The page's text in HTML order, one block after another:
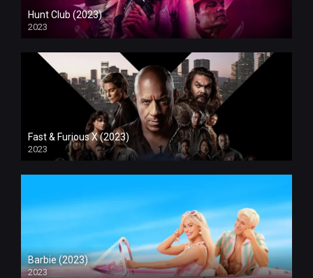
Hunt Club (2023)
2023
Fast & Furious X (2023)
2023
Barbie (2023)
2023